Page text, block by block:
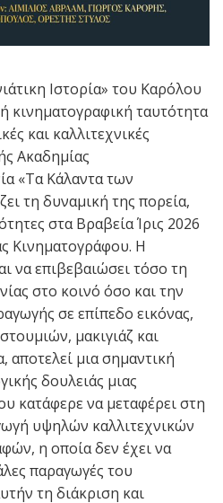
Ιστορία» του Καρόλου
κινηματογραφική ταυτότητα
και καλλιτεχνικές
Ακαδημίας
«Τα Κάλαντα των
τη δυναμική της πορεία,
στα Βραβεία Ίρις 2026
Κινηματογράφου. Η
να επιβεβαιώσει τόσο τη
στο κοινό όσο και την
σε επίπεδο εικόνας,
μακιγιάζ και
μια σημαντική
δουλειάς μιας
κατάφερε να μεταφέρει στη
υψηλών καλλιτεχνικών
η οποία δεν έχει να
παραγωγές του
τη διάκριση και